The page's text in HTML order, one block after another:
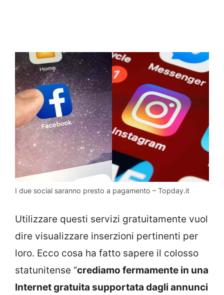
I due social saranno presto a pagamento – Topday.it
Utilizzare questi servizi gratuitamente vuol
dire visualizzare inserzioni pertinenti per
loro. Ecco cosa ha fatto sapere il colosso
statunitense “crediamo fermamente in una
Internet gratuita supportata dagli annunci